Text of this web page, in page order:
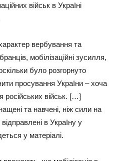
військ в Україні
вербування та
мобілізаційні зусилля,
було розгорнуто
просування України – хоча
російських військ. […]
та навчені, ніж сили на
в Україну у
у матеріалі.